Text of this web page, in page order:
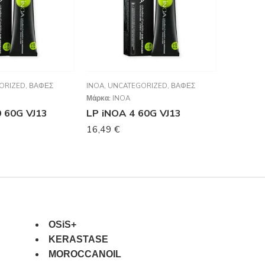
, ΒΑΦΈΣ
VJ13
INOA, UNCATEGORIZED, ΒΑΦΈΣ
Μάρκα: INOA
LP iNOA 4 60G VJ13
16,49 €
OSiS+
KERASTASE
MOROCCANOIL